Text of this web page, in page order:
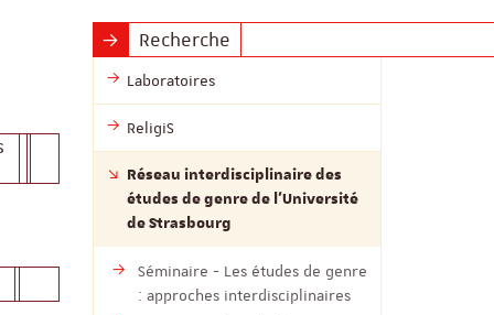
Recherche
Laboratoires
ReligiS
Réseau interdisciplinaire des
études de genre de l’Université
de Strasbourg
Séminaire - Les études de genre
: approches interdisciplinaires